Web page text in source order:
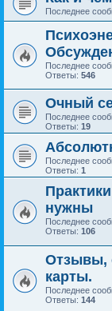
Последнее
Последнее
Ответы: 546
Очный
Последнее
Ответы: 19
Последнее
Ответы: 1
нужны
Последнее
Ответы: 106
Отзывы,
карты.
Последнее
Ответы: 144